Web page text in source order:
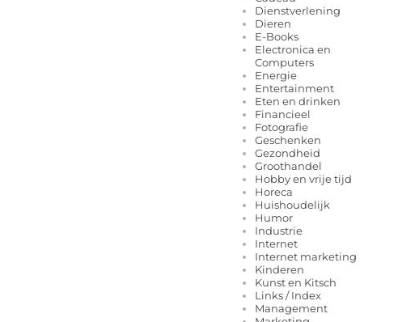
Dienstverlening
Dieren
E-Books
Electronica en
Computers
Energie
Entertainment
Eten en drinken
Financieel
Fotografie
Geschenken
Gezondheid
Groothandel
Hobby en vrije tijd
Horeca
Huishoudelijk
Humor
Industrie
Internet
Internet marketing
Kinderen
Kunst en Kitsch
Links / Index
Management